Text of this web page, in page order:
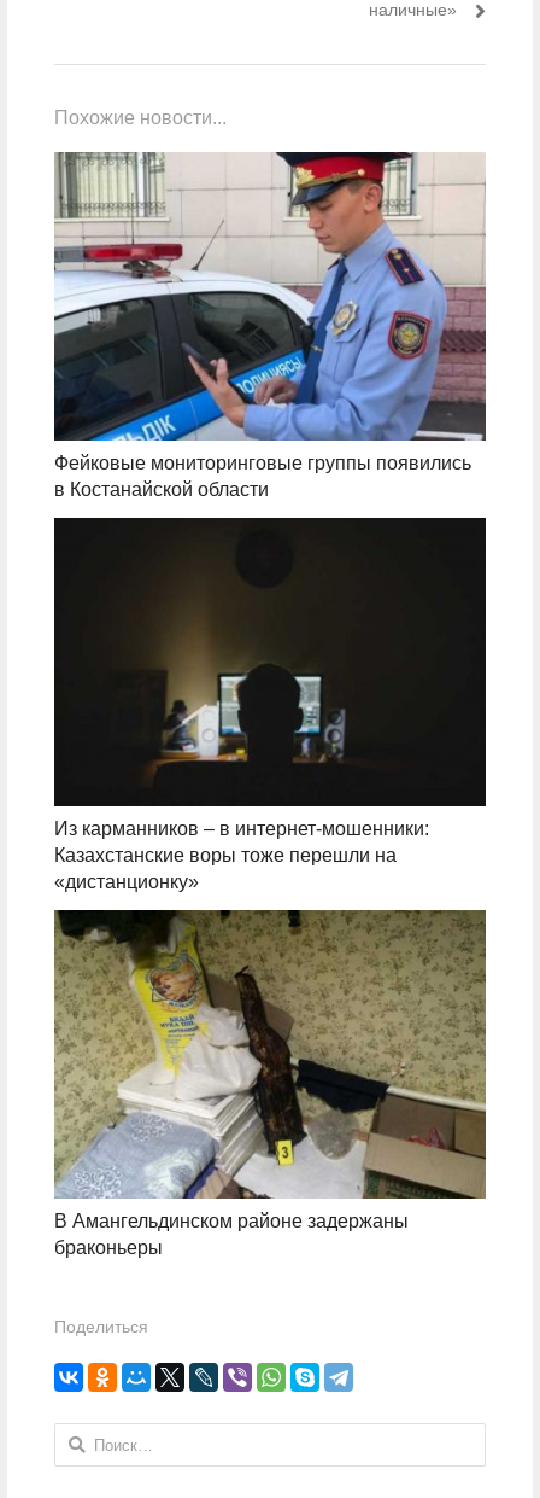
наличные»
Похожие новости...
Фейковые мониторинговые группы появились
в Костанайской области
Из карманников – в интернет-мошенники:
Казахстанские воры тоже перешли на
«дистанционку»
В Амангельдинском районе задержаны
браконьеры
Поделиться
Найти: